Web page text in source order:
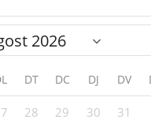
DT DC DJ DV
28 29 30 31